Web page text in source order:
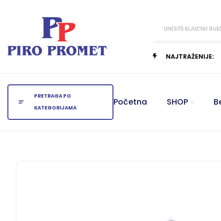
UNESITE KLJUČNU
NAJTRAŽENIJE:
PRETRAGA PO
KATEGORIJAMA
Početna SHOP